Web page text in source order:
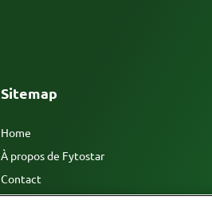
Sitemap
Home
À propos de Fytostar
Contact